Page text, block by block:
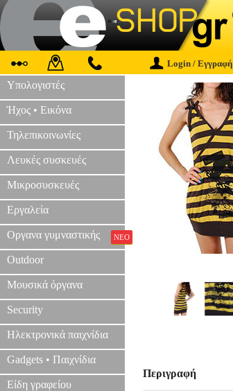
Login / Εγγραφή
Υπολογιστές
Ήχος • Εικόνα
Τηλεπικοινωνίες
Λευκές συσκευές
Μικροσυσκευές
Εργαλεία
Οργανα γυμναστικής ΝΕΟ
Outdoor
Μουσικά όργανα
Security
Ηλεκτρονικά παιχνίδια
Gadgets • Παιχνίδια
Είδη γραφείου
Περιγραφή